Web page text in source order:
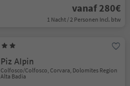
vanaf 280€
1 Nacht / 2 Personen Incl. btw
Piz Alpin
Colfosco/Colfosco, Corvara, Dolomites Region
Alta Badia